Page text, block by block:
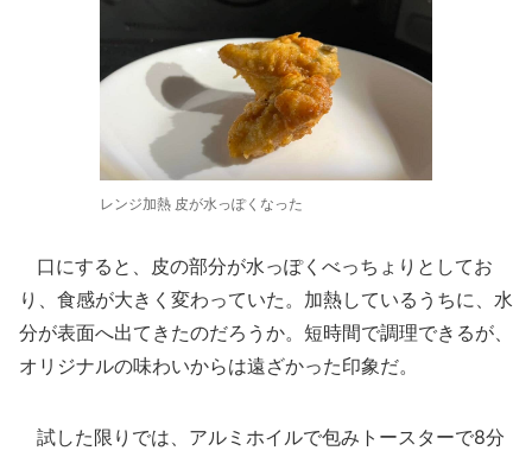
レンジ加熱 皮が水っぽくなった
口にすると、皮の部分が水っぽくべっちょりとしてお
り、食感が大きく変わっていた。加熱しているうちに、水
分が表面へ出てきたのだろうか。短時間で調理できるが、
オリジナルの味わいからは遠ざかった印象だ。
試した限りでは、アルミホイルで包みトースターで8分